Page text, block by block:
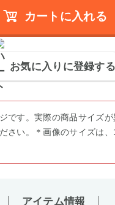
カートに入れる
お気に入りに登録する
です。実際の商品サイズが
さい。＊画像のサイズは
アイテム情報